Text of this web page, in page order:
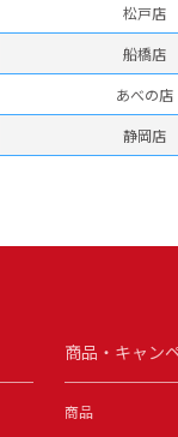
松戸店
船橋店
あべの店
静岡店
商品 ・ キャン
商品